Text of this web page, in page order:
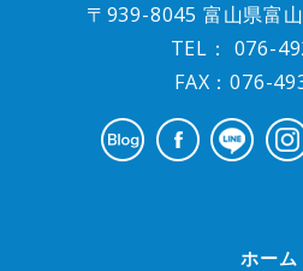
〒939-8045 富山県富
TEL： 076-
FAX：076-
ホーム